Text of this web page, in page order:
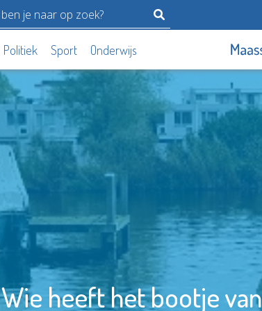
Politiek Sport Onderwijs
Wie heeft het bootje